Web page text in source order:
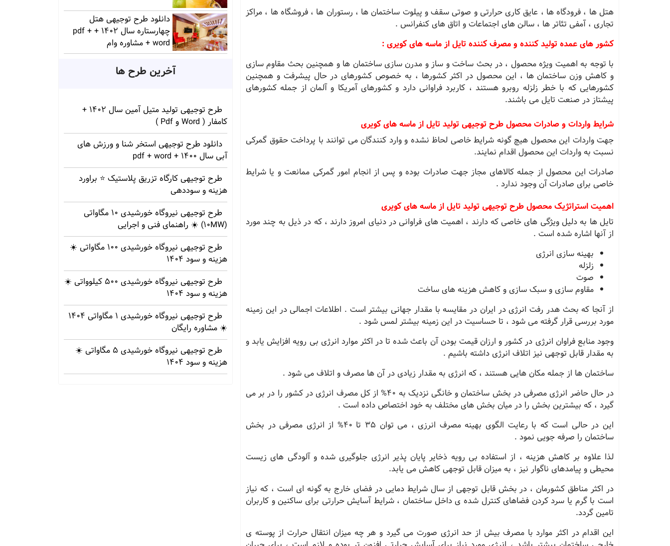
هتل ها ، فرودگاه ها ، عایق کاری حرارتی و صوتی سقف و پیلوت ساختمان ها ، رستوران ها ، فروشگاه ها ، مراکز
تجاری ، آمفی تئاتر ها ، سالن های اجتماعات و اتاق های کنفرانس .
کشور های عمده تولید کننده و مصرف کننده تایل از ماسه های کویری :
با توجه به اهمیت ویژه محصول ، در بحث ساخت و ساز و مدرن سازی ساختمان ها و همچنین بحث مقاوم سازی
و کاهش وزن ساختمان ها ، این محصول در اکثر کشورها ، به خصوص کشورهای در حال پیشرفت و همچنین
کشورهایی که با خطر زلزله روبرو هستند ، کاربرد فراوانی دارد و کشورهای آمریکا و آلمان از جمله کشورهای
پیشتاز در صنعت تایل می باشند.
شرایط واردات و صادرات محصول طرح توجیهی تولید تایل از ماسه های کویری
جهت واردات این محصول هیچ گونه شرایط خاصی لحاظ نشده و وارد کنندگان می توانند با پرداخت حقوق گمرکی
نسبت به واردات این محصول اقدام نمایند.
صادرات این محصول از جمله کالاهای مجاز جهت صادرات بوده و پس از انجام امور گمرکی ممانعت و یا شرایط
خاصی برای صادرات آن وجود ندارد .
اهمیت استراتژیک محصول طرح توجیهی تولید تایل از ماسه های کویری
تایل ها به دلیل ویژگی های خاصی که دارند ، اهمیت های فراوانی در دنیای امروز دارند ، که در ذیل به چند مورد
از آنها اشاره شده است .
بهینه سازی انرژی
زلزله
صوت
مقاوم سازی و سبک سازی و کاهش هزینه های ساخت
از آنجا که بحث هدر رفت انرژی در ایران در مقایسه با مقدار جهانی بیشتر است . اطلاعات اجمالی در این زمینه
مورد بررسی قرار گرفته می شود ، تا حساسیت در این زمینه بیشتر لمس شود .
وجود منابع فراوان انرژی در کشور و ارزان قیمت بودن آن باعث شده تا در اکثر موارد انرژی بی رویه افزایش یابد و
به مقدار قابل توجهی نیز اتلاف انرژی داشته باشیم .
ساختمان ها از جمله مکان هایی هستند ، که انرژی به مقدار زیادی در آن ها مصرف و اتلاف می شود .
در حال حاضر انرژی مصرفی در بخش ساختمان و خانگی نزدیک به 40% از کل مصرف انرژی در کشور را در بر می
گیرد ، که بیشترین بخش را در میان بخش های مختلف به خود اختصاص داده است .
این در حالی است که با رعایت الگوی بهینه مصرف انرزی ، می توان 35 تا 40% از انرژی مصرفی در بخش
ساختمان را صرفه جویی نمود .
لذا علاوه بر کاهش هزینه ، از استفاده بی رویه ذخایر پایان پذیر انرژی جلوگیری شده و آلودگی های زیست
محیطی و پیامدهای ناگوار نیز ، به میزان قابل توجهی کاهش می یابد.
در اکثر مناطق کشورمان ، در بخش قابل توجهی از سال شرایط دمایی در فضای خارج به گونه ای است ، که نیاز
است با گرم یا سرد کردن فضاهای کنترل شده ی داخل ساختمان ، شرایط آسایش حرارتی برای ساکنین و کاربران
تامین گردد.
این اقدام در اکثر موارد با مصرف بیش از حد انرژی صورت می گیرد و هر چه میزان انتقال حرارت از پوسته ی
دانلود طرح توجیهی هتل
چهارستاره سال 1402 + pdf +
word + مشاوره وام
آخرین طرح ها
طرح توجیهی تولید متیل آمین سال 1402 +
کامفار ( Word و Pdf )
دانلود طرح توجیهی استخر شنا و ورزش های
آبی سال 1400 + pdf + word
طرح توجیهی کارگاه تزریق پلاستیک ⭐ براورد
هزینه و سوددهی
طرح توجیهی نیروگاه خورشیدی 10 مگاواتی
(10MW) ☀️ راهنمای فنی و اجرایی
طرح توجیهی نیروگاه خورشیدی 100 مگاواتی ☀️
هزینه‌ و سود 1404
طرح توجیهی نیروگاه خورشیدی 500 کیلوواتی ☀️
هزینه‌ و سود 1404
طرح توجیهی نیروگاه خورشیدی 1 مگاواتی 1404
☀️ مشاوره رایگان
طرح توجیهی نیروگاه خورشیدی 5 مگاواتی ☀️
هزینه‌ و سود 1404